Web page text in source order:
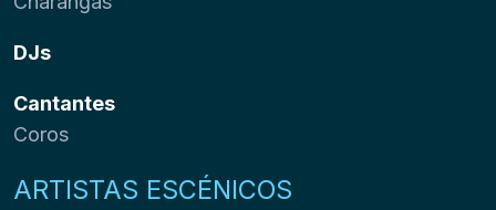
DJs
Cantantes
Coros
ARTISTAS ESCÉNICOS